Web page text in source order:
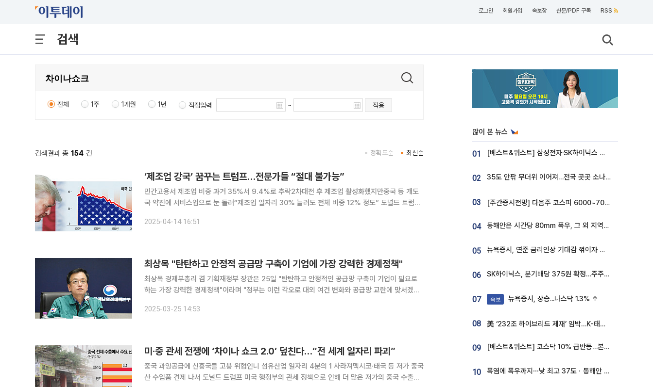
로그인 회원가입 속보창 신문/PDF 구독 RSS
검색
전체 1주 1개월 1년 직접입력 ~ 적용
검색결과 총 154 건 최신순
정확도순
‘제조업 강국’ 꿈꾸는 트럼프…전문가들 “절대 불가능”
민간고용서 제조업 비중 과거 35%서 9.4%로 추락2차대전 후 제조업 활성화했지만중국 등 개도
국 약진에 서비스업으로 눈 돌려“제조업 일자리 30% 늘려도 전체 비중 12% 정도” 도널드 트럼프
다. 그러나 전문가들은 트럼프 대통령의 제조업 활성화 계획에 회의적인
2025-04-14 16:51
최상목 "탄탄하고 안정적 공급망 구축이 기업에 가장 강력한 경제정책"
최상목 경제부총리 겸 기획재정부 장관은 25일 "탄탄하고 안정적인 공급망 구축이 기업이 필요로
하는 가장 강력한 경제정책"이라며 "정부는 이런 각오로 대외 여건 변화와 공급망 교란에 맞서겠
의 동맹도 예외 없는 관세부과와 중국의 핵심광물에 대한 수출통제 강화
2025-03-25 14:53
미·중 관세 전쟁에 ‘차이나 쇼크 2.0’ 덮친다…“전 세계 일자리 파괴”
중국 과잉공급에 신흥국들 고용 위협인니 섬유산업 일자리 4분의 1 사라져멕시코·태국 등 저가 중국
산 수입품 견제 나서 도널드 트럼프 미국 행정부의 관세 정책으로 인해 더 많은 저가의 중국 수출품
많이 본 뉴스
01 [베스트&워스트] 삼성전자·SK하이닉스 밀린 한 주…상상인증권은 85% 급등
02 35도 안팎 무더위 이어져…전국 곳곳 소나기 [오늘 날씨]
03 [주간증시전망] 다음주 코스피 6000~7000⋯“外人 수급은 정책이 변수”
04 동해안은 시간당 80㎜ 폭우, 그 외 지역은 폭염…‘극과 극 날씨’
05 뉴욕증시, 연준 금리인상 기대감 꺾이자 상승...S&P500 사상 최고치 [종합]
06 SK하이닉스, 분기배당 375원 확정…주주환원책 9월로 앞당겨 발표
07 속보 뉴욕증시, 상승...나스닥 1.3% ↑
08 美 ‘232조 하이브리드 제재’ 임박…K-태양광, 불확실성 털고 날개 다나
09 [베스트&워스트] 코스닥 10% 급반등…본느, 최대주주 변경 기대에 270% 폭등
10 폭염에 폭우까지⋯낮 최고 37도ㆍ동해안 강한 비 [날씨]